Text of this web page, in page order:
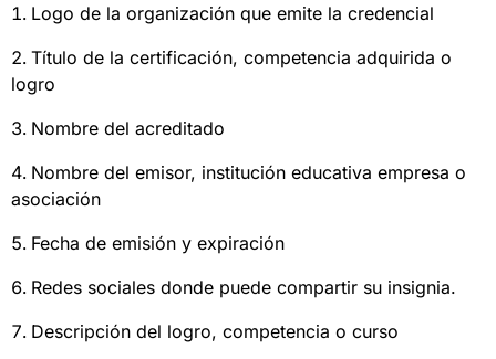
Logo de la organización que emite la credencial
Título de la certificación, competencia adquirida o
logro
Nombre del acreditado
Nombre del emisor, institución educativa empresa o
asociación
Fecha de emisión y expiración
Redes sociales donde puede compartir su insignia.
Descripción del logro, competencia o curso